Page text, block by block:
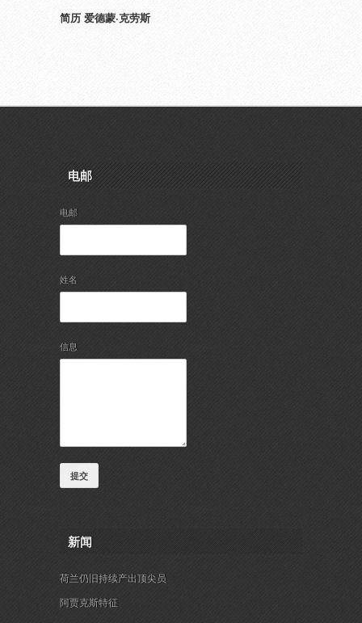
简历 爱德蒙·克劳斯
电邮
电邮
姓名
信息
提交
新闻
荷兰仍旧持续产出顶尖员
阿贾克斯特征